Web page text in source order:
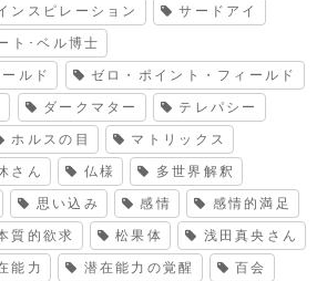
ンスピレーション サードアイ
ト･ベル博士
ルド ゼロ・ポイント・フィールド
ダークマター テレパシー
ホルスの目 マトリックス
さん 仏様 多世界解釈
思い込み 感情 感情的満足
質的欲求 松果体 浅田真央さん
能力 潜在能力の覚醒 百会